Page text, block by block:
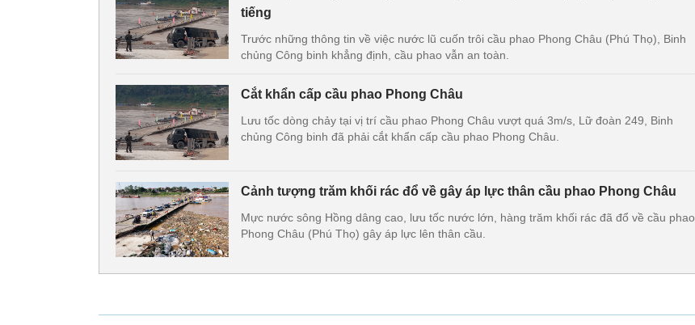
tiếng
Trước những thông tin về việc nước lũ cuốn trôi cầu phao Phong Châu (Phú Thọ), Binh
chủng Công binh khẳng định, cầu phao vẫn an toàn.
Cắt khẩn cấp cầu phao Phong Châu
Lưu tốc dòng chảy tại vị trí cầu phao Phong Châu vượt quá 3m/s, Lữ đoàn 249, Binh
chủng Công binh đã phải cắt khẩn cấp cầu phao Phong Châu.
Cảnh tượng trăm khối rác đổ về gây áp lực thân cầu phao Phong Châu
Mực nước sông Hồng dâng cao, lưu tốc nước lớn, hàng trăm khối rác đã đổ về cầu phao
Phong Châu (Phú Thọ) gây áp lực lên thân cầu.